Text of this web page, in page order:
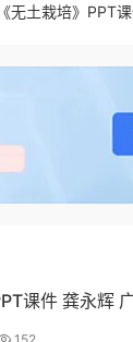
《无土栽培》PPT
课件 龚永辉